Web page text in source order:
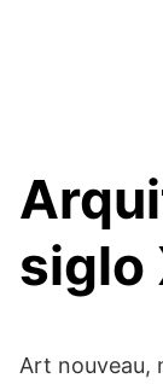
siglo
Art nouveau,